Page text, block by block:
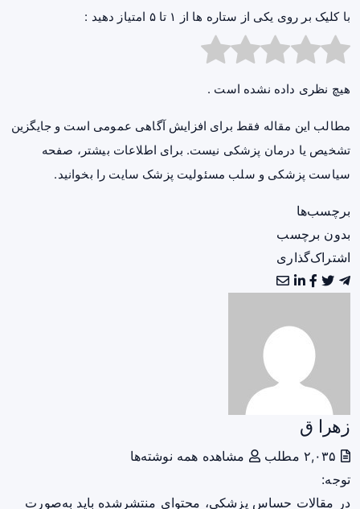
با کلیک بر روی یکی از ستاره ها از ۱ تا ۵ امتیاز دهید :
هیچ نظری داده نشده است .
مطالب این مقاله فقط برای افزایش آگاهی عمومی است و جایگزین
تشخیص یا درمان پزشکی نیست. برای اطلاعات بیشتر، صفحه
سیاست پزشکی و سلب مسئولیت پزشک سایت را بخوانید.
برچسب‌ها
بدون برچسب
اشتراک‌گذاری
زهرا ق
مشاهده همه نوشته‌ها
توجه:
در مقالات حساس پزشکی، محتوای منتشرشده باید به‌صورت